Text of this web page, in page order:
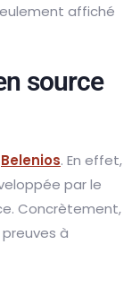
affiché
source
Belenios. En effet,
par le
Concrètement,
à